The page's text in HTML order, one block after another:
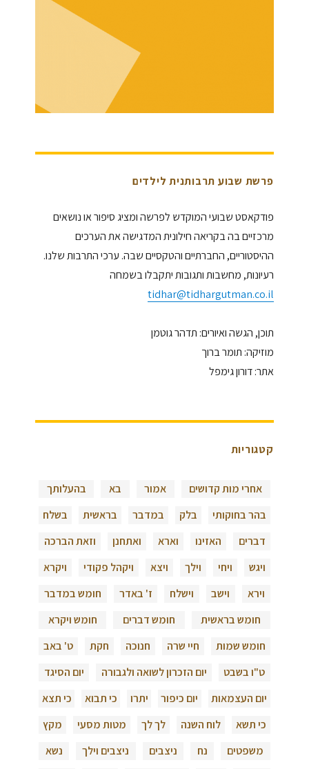
פרשת שבוע תרבותנית לילדים
פודקאסט שבועי המוקדש לפרשה ומציג סיפור או נושאים
מרכזיים בה בקריאה חילונית המדגישה את הערכים
ההיסטוריים, החברתיים והטקסיים שבה. ערכי התרבות שלנו.
רעיונות, מחשבות ותגובות יתקבלו בשמחה
tidhar@tidhargutman.co.il
תוכן, הגשה ואיורים: תדהר גוטמן
מוזיקה: תומר ברוך
אתר: דורון גימפל
קטגוריות
אחרי מות קדושים אמור בא
בהעלותך
בהר בחוקותי
בלק במדבר בראשית
בשלח
דברים
האזינו וארא ואתחנן
וזאת הברכה
ויגש
ויחי וילך ויצא ויקהל פקודי
ויקרא
וירא
וישב וישלח ז' באדר
חומש במדבר
חומש בראשית
חומש דברים
חומש ויקרא
חומש שמות
חיי שרה חנוכה חקת
ט' באב
ט"ו בשבט
יום הזכרון לשואה ולגבורה
יום הסיגד
יום העצמאות
יום כיפור יתרו כי תבוא
כי תצא
כי תשא
לוח השנה לך לך מטות מסעי
מקץ
משפטים
נח ניצבים ניצבים וילך
נשא